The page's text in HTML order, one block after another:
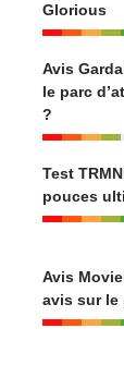
Glorious
Avis
le parc
?
Test
pouces
Avis
avis sur le